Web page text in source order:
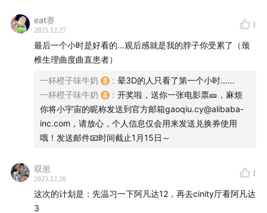
卡梅隆vs李安，惊叹号与省略号
阿凡达剧组——是物理实验室，也是发明工厂
阿凡达是“经济上行期”的限定吗？
如果继续拍续集，钱可以从哪里来？
没能进入流行文化？
如果阿凡达在第三部画下句号，是一件好事吗？
eat赛
2025.12.27
1
最后一个小时是好看的…观后感就是我的脖子你受累了（颈
椎生理曲度曲直患者）
一杯橙子味牛奶 : 晕3D的人只看了第一个小时……
一杯橙子味牛奶
: 开奖啦，送你一张电影票🎫，麻烦
你将小宇宙的昵称发送到官方邮箱gaoqiu.cy@alibaba-
inc.com，请放心，个人信息仅会用来发送兑换券使用
哦！发送邮件📧时间截止1月15日～
双崽
2025.12.26
1
这次的计划是：先温习一下阿凡达12，再去cinity厅看阿凡达
3